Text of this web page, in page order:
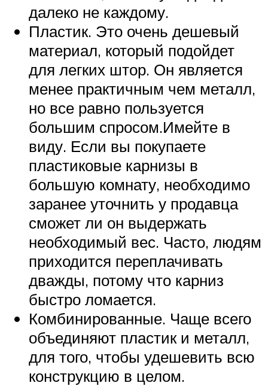
далеко не каждому.
Пластик. Это очень дешевый
материал, который подойдет
для легких штор. Он является
менее практичным чем металл,
но все равно пользуется
большим спросом.Имейте в
виду. Если вы покупаете
пластиковые карнизы в
большую комнату, необходимо
заранее уточнить у продавца
сможет ли он выдержать
необходимый вес. Часто, людям
приходится переплачивать
дважды, потому что карниз
быстро ломается.
Комбинированные. Чаще всего
объединяют пластик и металл,
для того, чтобы удешевить всю
конструкцию в целом.